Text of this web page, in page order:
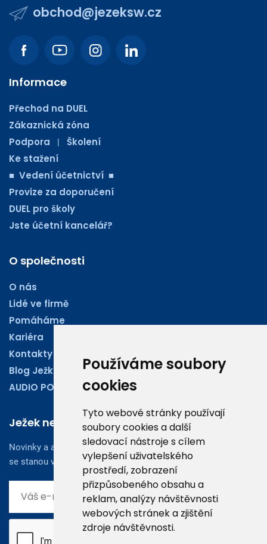
Používáme soubory
cookies
Tyto webové stránky používají
soubory cookies a další
sledovací nástroje s cílem
vylepšení uživatelského
prostředí, zobrazení
přizpůsobeného obsahu a
reklam, analýzy návštěvnosti
webových stránek a zjištění
zdroje návštěvnosti.
obchod@jezeksw.cz
Informace
Přechod na DUEL
Zákaznická zóna
Podpora
| Školení
Ke stažení
■ Vedení účetnictví ■
Provize za doporučení
DUEL pro školy
Jste účetní kancelář?
O společnosti
O nás
Lidé ve firmě
Pomáháme
Kariéra
Kontakty
Blog Ježkoviny
AUDIO PODCASTY
Ježek newsletter
Novinky a aktuality z oboru účetnictví, obchodu či legislativy
se stanou vaším dobrým rádcem.